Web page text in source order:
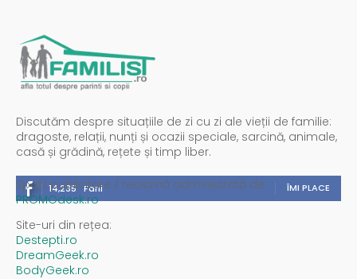
Discutăm despre situațiile de zi cu zi ale vieții de familie:
dragoste, relații, nunți și ocazii speciale, sarcină, animale,
casă și grădină, rețete și timp liber.
14,235 Fani ÎMI PLACE
Spații publicitare / reclamă administrată de
PROMOdesk.ro
Site-uri din rețea:
Destepti.ro
DreamGeek.ro
BodyGeek.ro